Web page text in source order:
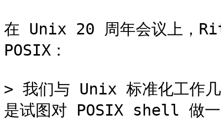
在 Unix 20 周年会议上，
POSIX：
> 我们与 Unix 标准化工作几
是试图对 POSIX shell 做一